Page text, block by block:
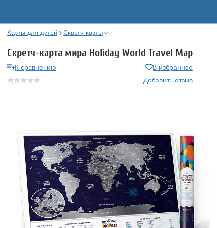
Карты для детей Скретч-карты
Скретч-карта мира Holiday World Travel Map
К сравнению
В избранное
Добавить отзыв